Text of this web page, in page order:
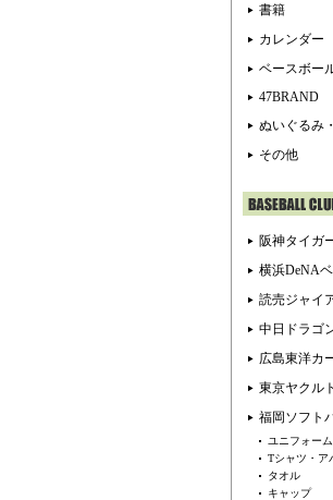
書籍
カレンダー
ベースボー
47BRAND
ぬいぐるみ
その他
阪神タイガ
横浜DeNA
読売ジャイ
中日ドラゴ
広島東洋カ
東京ヤクル
福岡ソフト
ユニフォーム
Tシャツ・ア
タオル
キャップ